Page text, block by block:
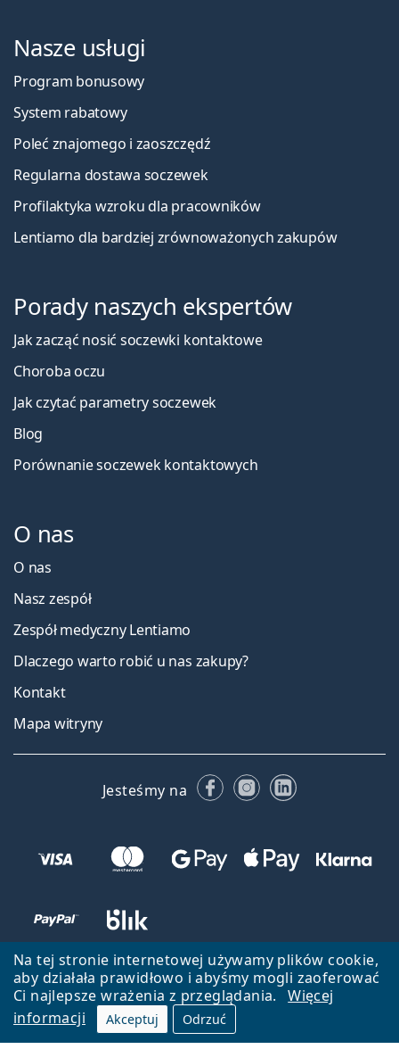
Na tej stronie internetowej używamy plików cookie,
aby działała prawidłowo i abyśmy mogli zaoferować
Ci najlepsze wrażenia z przeglądania.
Więcej
informacji
Akceptuj Odrzuć
Nasze usługi
Program bonusowy
System rabatowy
Poleć znajomego i zaoszczędź
Regularna dostawa soczewek
Profilaktyka wzroku dla pracowników
Lentiamo dla bardziej zrównoważonych zakupów
Porady naszych ekspertów
Jak zacząć nosić soczewki kontaktowe
Choroba oczu
Jak czytać parametry soczewek
Blog
Porównanie soczewek kontaktowych
O nas
O nas
Nasz zespół
Zespół medyczny Lentiamo
Dlaczego warto robić u nas zakupy?
Kontakt
Mapa witryny
Jesteśmy na FacebookuInstagramie
LinkedIn
Wróć do strony głównej